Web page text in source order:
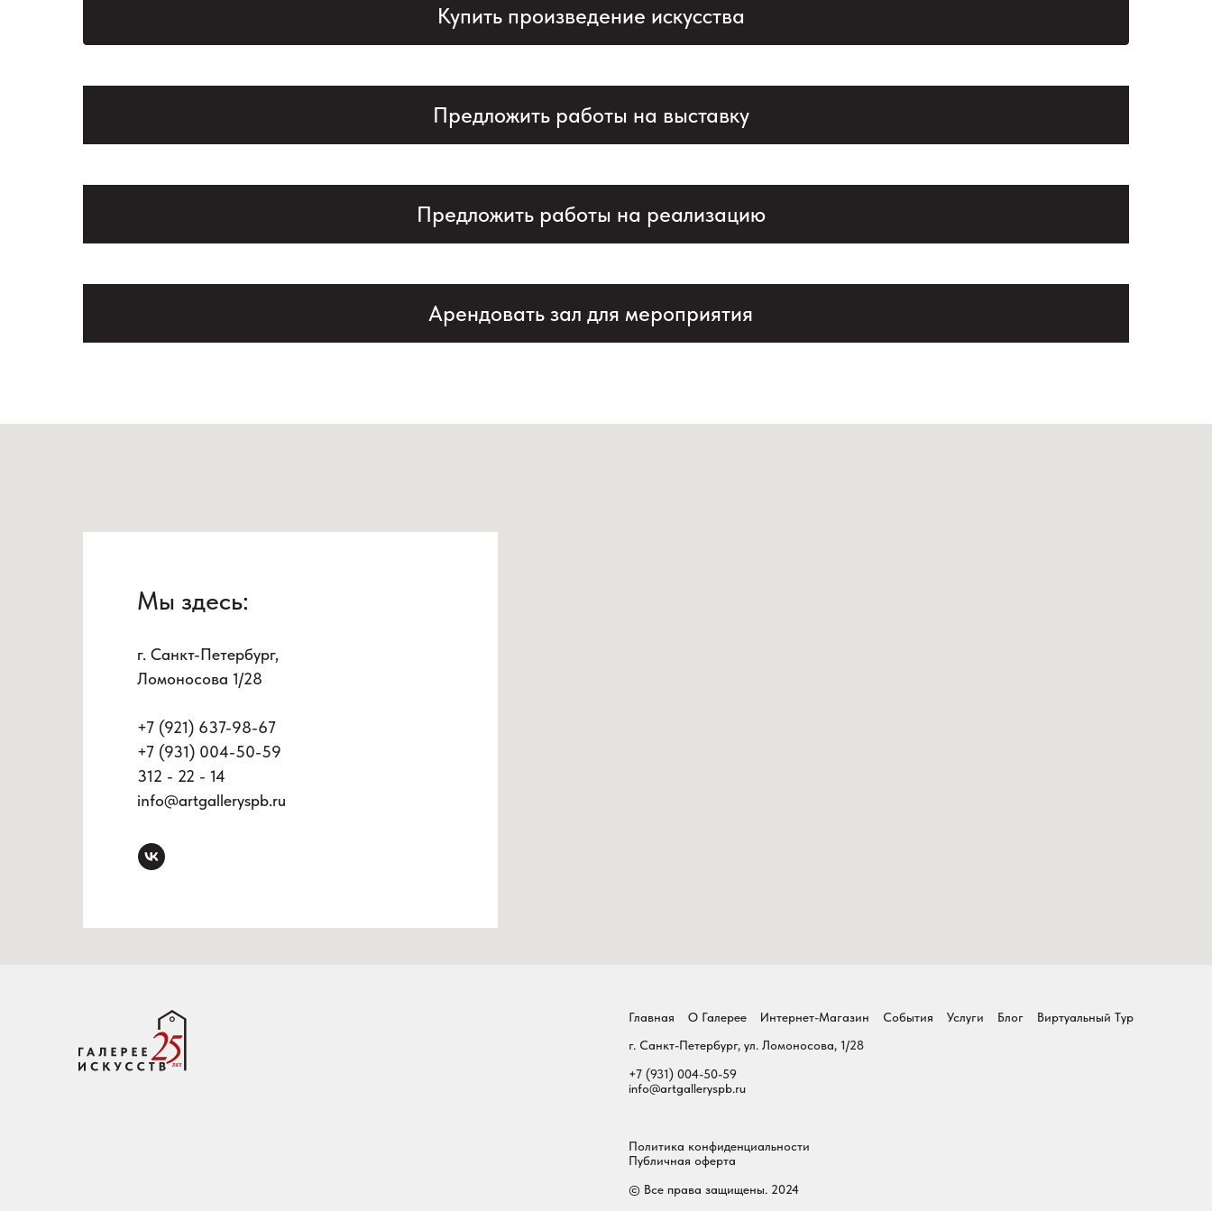
Купить произведение искусства
Предложить работы на выставку
Предложить работы на реализацию
Арендовать зал для мероприятия
Мы здесь:
г. Санкт-Петербург,
Ломоносова 1/28
+7 (921) 637-98-67
+7 (931) 004-50-59
312 - 22 - 14
info@artgalleryspb.ru
Главная О Галерее Интернет-Магазин События Услуги Блог
Виртуальный Тур
г. Санкт-Петербург, ул. Ломоносова, 1/28
+7 (931) 004-50-59
info@artgalleryspb.ru
Политика конфиденциальности
Публичная оферта
© Все права защищены. 2024